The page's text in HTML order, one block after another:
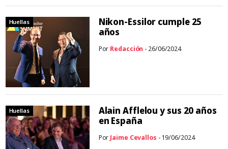
Huellas
Nikon-Essilor cumple 25
años
Por Redacción - 26/06/2024
Huellas
Alain Afflelou y sus 20 años
en España
Por Jaime Cevallos - 19/06/2024